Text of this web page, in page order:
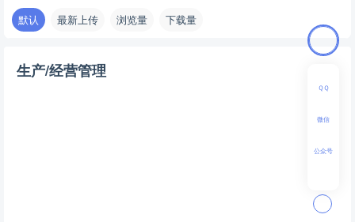
默认
最新上传 浏览量 下载量
生产/经营管理
ＱＱ
微信
公众号